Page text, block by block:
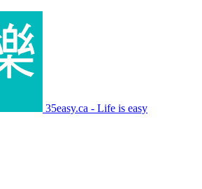
35easy.ca - Life is easy